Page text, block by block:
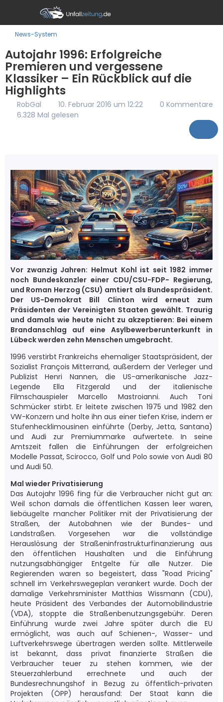
News-System
Autojahr 1996: Erfolgreiche
Premieren und vergessene
Klassiker – Ein Rückblick auf die
Highlights
RobGal 10. Februar 2016 um 12:22
0 Kommentare
6.328 Mal gelesen
Vor zwanzig Jahren: Helmut Kohl ist seit 1982 immer
noch Bundeskanzler einer CDU/CSU-FDP- Regierung,
und Roman Herzog (CSU) amtiert als Bundespräsident.
Der US-Demokrat Bill Clinton wird erneut zum
Präsidenten der Vereinigten Staaten gewählt. Traurig
und damals wie heute nicht zu akzeptieren: Bei einem
Brandanschlag auf eine Asylbewerberunterkunft in
Lübeck werden zehn Menschen umgebracht.
1996 verstirbt Frankreichs ehemaliger Staatspräsident, der
Sozialist François Mitterrand, außerdem der Verleger und
Publizist Henri Nannen, die US-amerikanische Jazz-
Legende Ella Fitzgerald und der italienische
Filmschauspieler Marcello Mastroianni. Auch Toni
Schmücker stirbt. Er leitete zwischen 1975 und 1982 den
VW-Konzern und holte ihn aus einer tiefen Krise, indem er
Stufenhecklimousinen einführte (Derby, Jetta, Santana)
und Audi zur Premiummarke aufwertete. In seine
Amtszeit fallen die Einführungen der erfolgreichen
Modelle Passat, Scirocco, Golf und Polo sowie von Audi 80
und Audi 50.
Mal wieder Privatisierung
Das Autojahr 1996 fing für die Verbraucher nicht gut an:
Weil schon damals die öffentlichen Kassen leer waren,
liebäugelte mancher Politiker mit der Privatisierung der
Straßen, der Autobahnen wie der Bundes- und
Landstraßen. Vorgesehen war die vollständige
Herauslösung der Straßeninfrastrukturfinanzierung aus
den öffentlichen Haushalten und die Einführung
nutzungsabhängiger Entgelte für alle Nutzer. Die
Regierenden waren so begeistert, dass "Road Pricing"
schnell im Verkehrswegeplan verankert wurde. Doch der
damalige Verkehrsminister Matthias Wissmann (CDU),
heute Präsident des Verbandes der Automobilindustrie
(VDA), stoppte die Straßenbenutzungsgebühr. Deren
Einführung wurde zwei Jahre später durch die EU
ermöglicht, was auch auf Schienen-, Wasser- und
Luftverkehrswege übertragen werden sollte. Mittlerweile
ist bekannt, dass privat finanzierte Straßen die
Verbraucher teuer zu stehen kommen, wie der
Steuerzahlerbund errechnete und auch der
Bundesrechnungshof in Bezug zu öffentlich-privaten
Projekten (ÖPP) herausfand: Der Staat kann die